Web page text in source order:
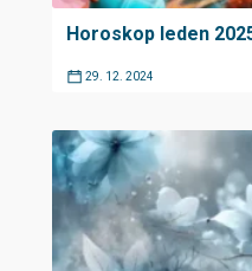
Horoskop leden
29. 12. 2024